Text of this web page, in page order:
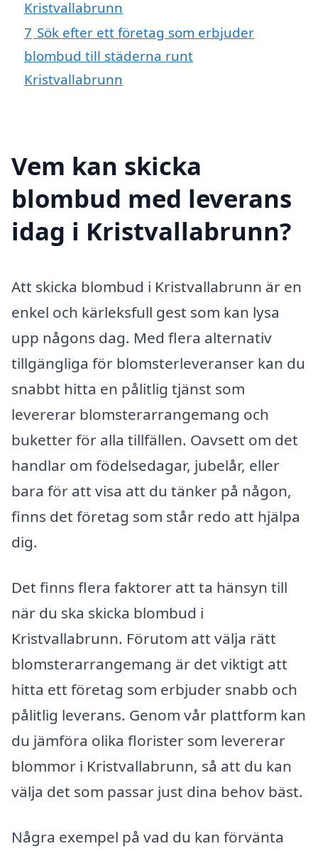
Kristvallabrunn
7 Sök efter ett företag som erbjuder
blombud till städerna runt
Kristvallabrunn
Vem kan skicka
blombud med leverans
idag i Kristvallabrunn?
Att skicka blombud i Kristvallabrunn är en
enkel och kärleksfull gest som kan lysa
upp någons dag. Med flera alternativ
tillgängliga för blomsterleveranser kan du
snabbt hitta en pålitlig tjänst som
levererar blomsterarrangemang och
buketter för alla tillfällen. Oavsett om det
handlar om födelsedagar, jubelår, eller
bara för att visa att du tänker på någon,
finns det företag som står redo att hjälpa
dig.
Det finns flera faktorer att ta hänsyn till
när du ska skicka blombud i
Kristvallabrunn. Förutom att välja rätt
blomsterarrangemang är det viktigt att
hitta ett företag som erbjuder snabb och
pålitlig leverans. Genom vår plattform kan
du jämföra olika florister som levererar
blommor i Kristvallabrunn, så att du kan
välja det som passar just dina behov bäst.
Några exempel på vad du kan förvänta